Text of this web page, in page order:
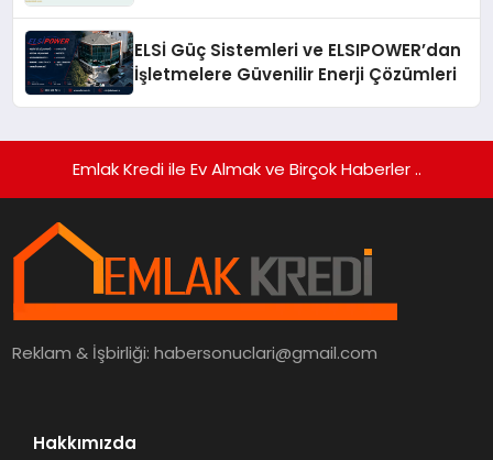
ELSİ Güç Sistemleri ve ELSIPOWER’dan
İşletmelere Güvenilir Enerji Çözümleri
Emlak Kredi ile Ev Almak ve Birçok Haberler ..
Reklam & İşbirliği:habersonuclari@gmail.com
Hakkımızda